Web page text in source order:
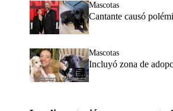
Mascotas
Cantante causó
Mascotas
Incluyó zona de